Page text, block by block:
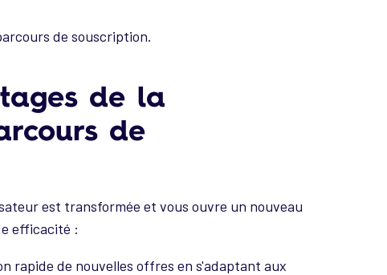
de souscription.
de la
de
est transformée et vous ouvre un nouveau
efficacité :
rapide de nouvelles offres en s'adaptant aux